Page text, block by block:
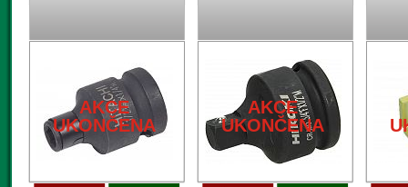
AKCE
UKONČENA
AKCE
UKONČENA